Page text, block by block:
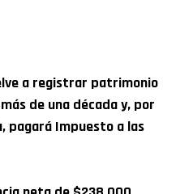
a registrar patrimonio
de una década y, por
pagará Impuesto a las